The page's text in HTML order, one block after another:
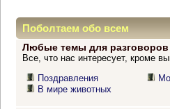
Поболтаем обо всем
Любые темы для разговоров
Все, что нас интересует, кроме
Поздравления
В мире животных